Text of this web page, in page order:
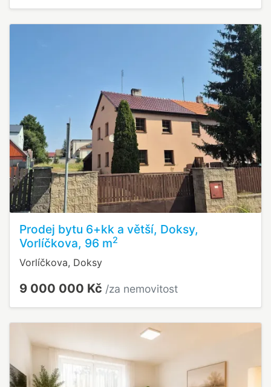
Prodej bytu 6+kk a větší, Doksy,
Vorlíčkova, 96 m2
Vorlíčkova, Doksy
9 000 000 Kč /za nemovitost